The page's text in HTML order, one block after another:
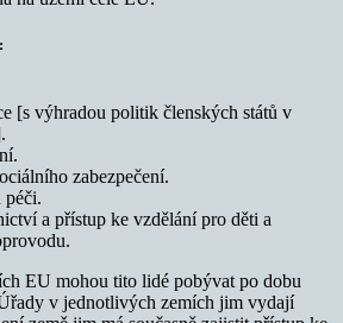
[s výhradou politik členských států v
zabezpečení.
a přístup ke vzdělání pro děti a
EU mohou tito lidé pobývat po dobu
v jednotlivých zemích jim vydají